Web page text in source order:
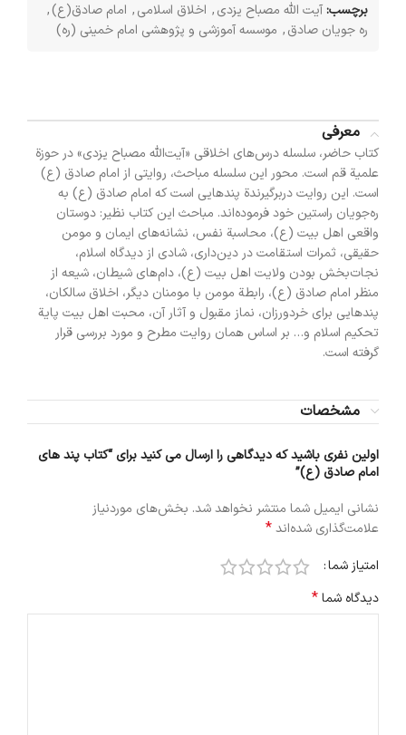
برچسب:آیت الله مصباح یزدی, اخلاق اسلامی, امام صادق(ع),
ره جویان صادق, موسسه آموزشی و پژوهشی امام خمینی (ره)
معرفی
کتاب حاضر، سلسله درس‌های اخلاقی «آیت‌الله مصباح یزدی» در حوزة
علمیة قم است. محور این سلسله مباحث، روایتی از امام صادق (ع)
است. این روایت دربرگیرندة پندهایی است که امام صادق (ع) به
ره‌جویان راستین خود فرموده‌اند. مباحث این کتاب نظیر: دوستان
واقعی اهل بیت (ع)، محاسبة نفس، نشانه‌های ایمان و مومن
حقیقی، ثمرات استقامت در دین‌داری، شادی از دیدگاه اسلام،
نجات‌بخش بودن ولایت اهل بیت (ع)، دام‌های شیطان، شیعه از
منظر امام صادق (ع)، رابطة مومن با مومنان دیگر، اخلاق سالکان،
پندهایی برای خردورزان، نماز مقبول و آثار آن، محبت اهل بیت پایة
تحکیم اسلام و… بر اساس همان روایت مطرح و مورد بررسی قرار
گرفته است.
مشخصات
اولین نفری باشید که دیدگاهی را ارسال می کنید برای “کتاب پند های
امام صادق (ع)”
نشانی ایمیل شما منتشر نخواهد شد. بخش‌های موردنیاز
علامت‌گذاری شده‌اند*
امتیاز شما
دیدگاه شما*